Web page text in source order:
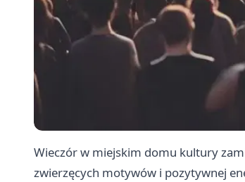
Wieczór w miejskim domu kultury
zwierzęcych motywów i pozytywnej